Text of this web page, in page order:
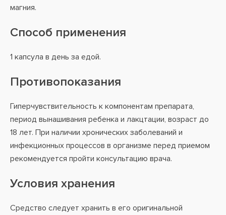
магния.
Способ применения
1 капсула в день за едой.
Противопоказания
Гиперчувствительность к компонентам препарата,
период вынашивания ребенка и лакцтации, возраст до
18 лет. При наличии хронических заболеваний и
инфекционных процессов в организме перед приемом
рекомендуется пройти консультацию врача.
Условия хранения
Средство следует хранить в его оригинальной